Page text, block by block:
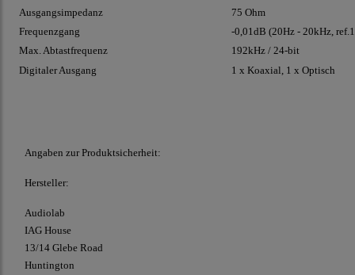
Ausgangsimpedanz
75 Ohm
Frequenzgang
-0,01dB (20Hz - 20kHz,
Max. Abtastfrequenz
192kHz / 24-bit
Digitaler Ausgang
1 x Koaxial, 1 x Optisch
Angaben zur Produktsicherheit:
Hersteller:
Audiolab
IAG House
13/14 Glebe Road
Huntington